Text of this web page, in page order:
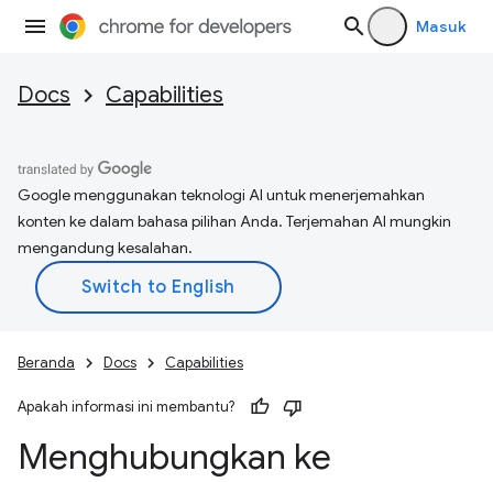
Masuk
Docs Capabilities
Google menggunakan teknologi AI untuk menerjemahkan
konten ke dalam bahasa pilihan Anda. Terjemahan AI mungkin
mengandung kesalahan.
Beranda Docs Capabilities
Apakah informasi ini membantu?
Menghubungkan ke